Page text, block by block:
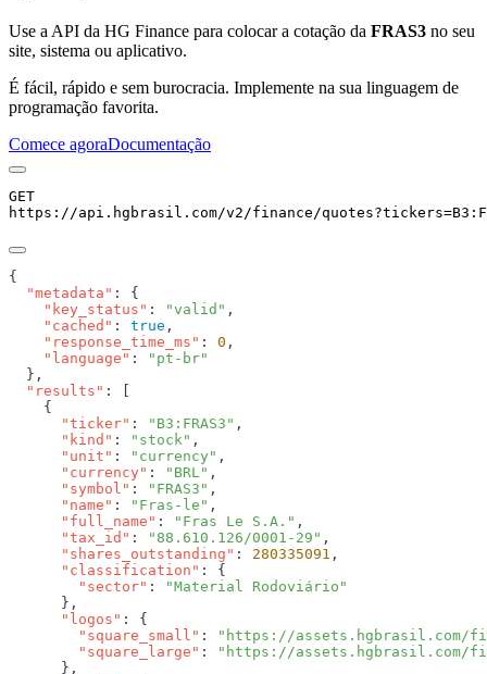
Use a API da HG Finance para colocar a cotação da FRAS3 no seu
site, sistema ou aplicativo.
É fácil, rápido e sem burocracia. Implemente na sua linguagem de
programação favorita.
Comece agoraDocumentação
GET
https://api.hgbrasil.com/v2/finance/quotes?tickers=
  "metadata"
    "key_status"
: "valid"
    "cached"
: true
    "response_time_ms"
: 0
    "language"
:
  "results"
      "ticker"
: "B3:FRAS3"
      "kind"
: "stock"
      "unit"
: "currency"
      "currency"
: "BRL"
      "symbol"
: "FRAS3"
      "name"
: "Fras-le"
      "full_name"
: "Fras Le S.A."
      "tax_id"
: "88.610.126/0001-29"
      "shares_outstanding"
: 280335091
      "classification"
        "sector"
:
      "logos"
        "square_small"
:
"https://assets.hgbrasil.com/
        "square_large"
: